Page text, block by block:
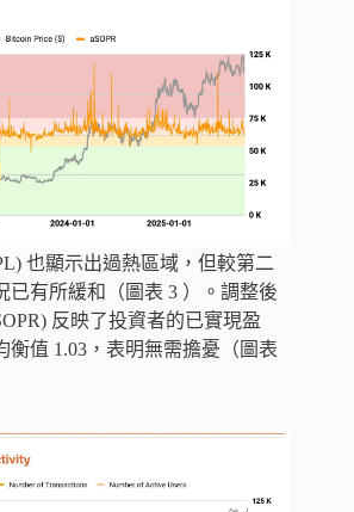
也顯示出過熱區域，但較第二
已有所緩和（圖表 3 ）。調整後
反映了投資者的已實現盈
衡值 1.03，表明無需擔憂（圖表